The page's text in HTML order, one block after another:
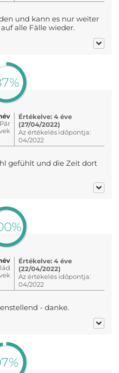
und kann es nur weiter
alle Fälle wieder.
Pár
Értékelve: 4 éve
(27/04/2022)
Az értékelés időpontja:
04/2022
gefühlt und die Zeit dort
Értékelve: 4 éve
(22/04/2022)
Az értékelés időpontja:
04/2022
- danke.